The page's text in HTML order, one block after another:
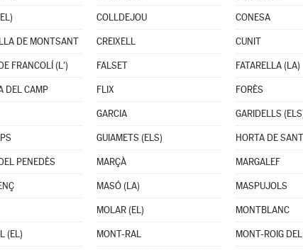
COLLDEJOU CONESA
DE MONTSANT CREIXELL CUNIT
FRANCOLÍ (L') FALSET FATARELLA (LA)
DEL CAMP FLIX FORÈS
GARCIA GARIDELLS
GUIAMETS (ELS) HORTA DE
PENEDÈS MARÇÀ MARGALEF
MASÓ (LA) MASPUJOLS
MOLAR (EL) MONTBLANC
(EL) MONT-RAL MONT-ROIG